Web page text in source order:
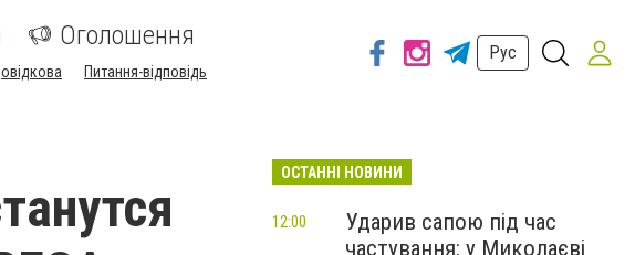
Оголошення
Питання-відповідь
Рус
ОСТАННІ НОВИНИ
Ударив сапою під час
частування: у Миколаєві
12:00